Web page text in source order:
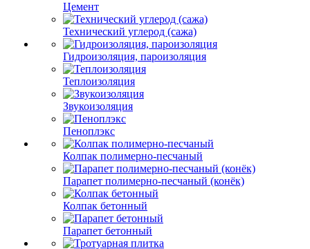
Цемент
Технический углерод (сажа)
Гидроизоляция, пароизоляция
Теплоизоляция
Звукоизоляция
Пеноплэкс
Колпак полимерно-песчаный
Парапет полимерно-песчаный (конёк)
Колпак бетонный
Парапет бетонный